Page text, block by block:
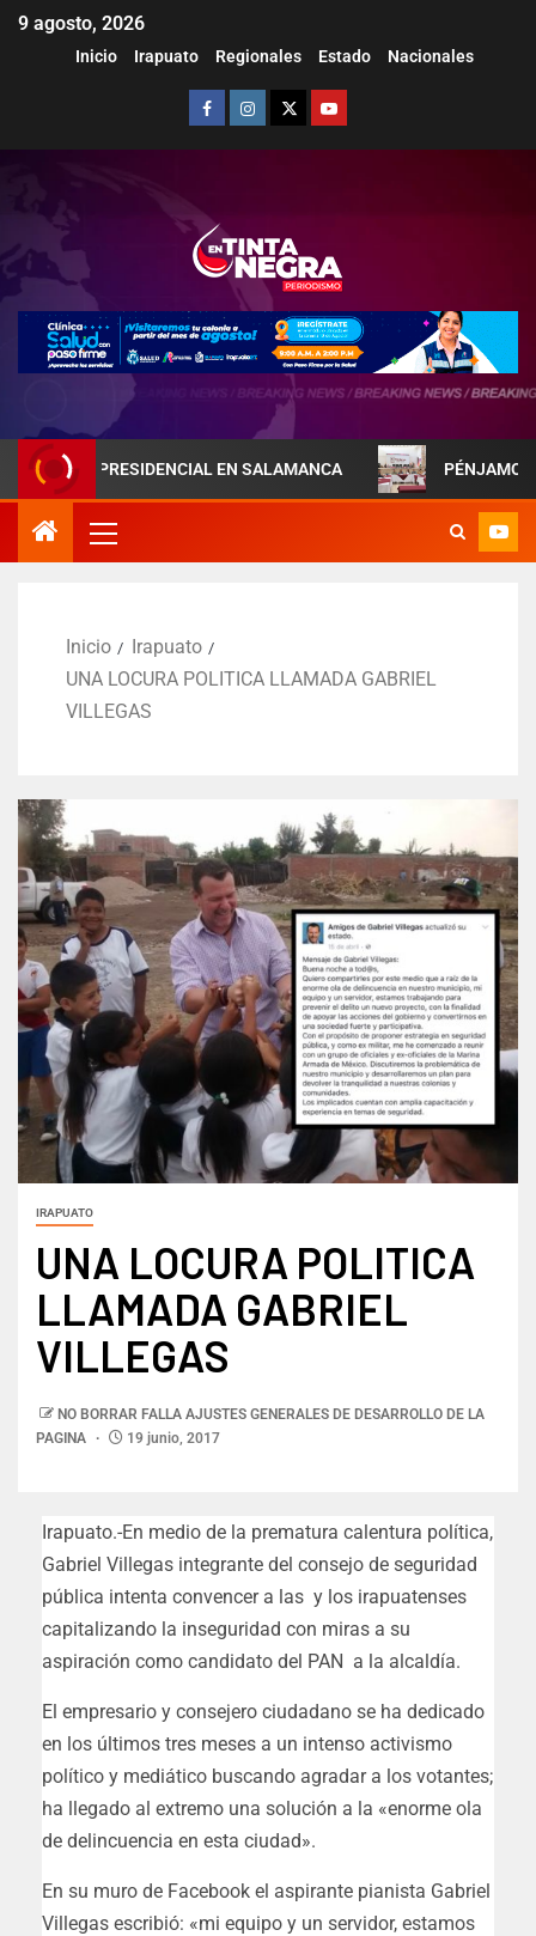
9 agosto, 2026
Inicio Irapuato Regionales Estado Nacionales
PRESIDENCIAL EN SALAMANCA PÉNJAMO
Inicio
Irapuato
UNA LOCURA POLITICA LLAMADA GABRIEL
VILLEGAS
IRAPUATO
UNA LOCURA POLITICA
LLAMADA GABRIEL
VILLEGAS
NO BORRAR FALLA AJUSTES GENERALES DE DESARROLLO DE LA
PAGINA
19 junio, 2017
Irapuato.-En medio de la prematura calentura política,
Gabriel Villegas integrante del consejo de seguridad
pública intenta convencer a las y los irapuatenses
capitalizando la inseguridad con miras a su
aspiración como candidato del PAN a la alcaldía.
El empresario y consejero ciudadano se ha dedicado
en los últimos tres meses a un intenso activismo
político y mediático buscando agradar a los votantes;
ha llegado al extremo una solución a la «enorme ola
de delincuencia en esta ciudad».
En su muro de Facebook el aspirante pianista Gabriel
Villegas escribió: «mi equipo y un servidor, estamos